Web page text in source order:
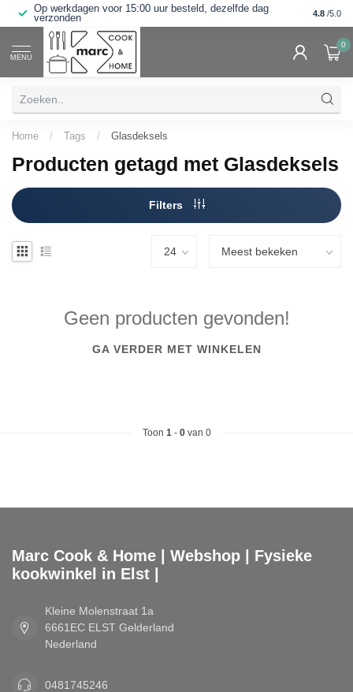
Op werkdagen voor 15:00 uur besteld, dezelfde dag
verzonden
4.8 /5.0
MENU
0
Home / Tags / Glasdeksels
Producten getagd met Glasdeksels
Filters
Geen producten gevonden!
GA VERDER MET WINKELEN
Toon 1- 0van 0
Marc Cook & Home | Webshop | Fysieke
kookwinkel in Elst |
Kleine Molenstraat 1a
6661EC ELST Gelderland
Nederland
0481745246